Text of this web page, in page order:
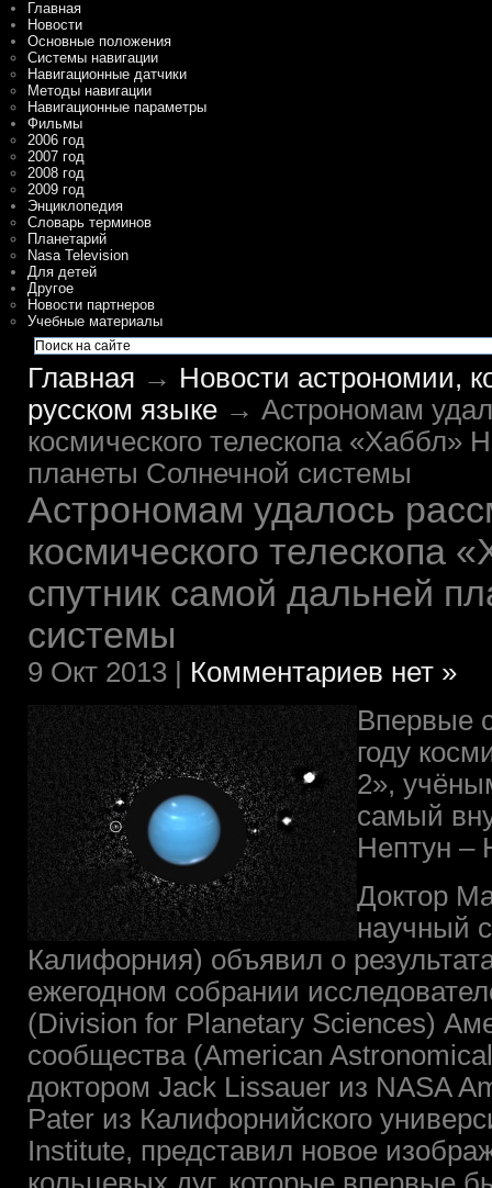
Главная
Новости
Основные положения
Системы навигации
Навигационные датчики
Методы навигации
Навигационные параметры
Фильмы
2006 год
2007 год
2008 год
2009 год
Энциклопедия
Словарь терминов
Планетарий
Nasa Television
Для детей
Другое
Новости партнеров
Учебные материалы
Главная → Новости астрономии,
русском языке → Астрономам
космического телескопа «Хаббл»
планеты Солнечной системы
Астрономам удалось
космического телескопа
спутник самой дальней
системы
9 Окт 2013 | Комментариев нет »
Впервые
году
2»,
самый
Нептун –
Доктор
научный
Калифорния) объявил о
ежегодном собрании
(Division for Planetary Sciences)
сообщества (American
доктором Jack Lissauer из NASA
Pater из Калифорнийского
Institute, представил новое